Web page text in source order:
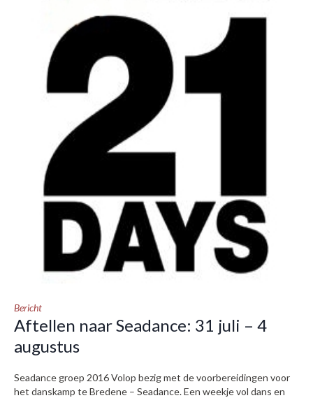
Bericht
Aftellen naar Seadance: 31 juli – 4
augustus
Seadance groep 2016 Volop bezig met de voorbereidingen voor
het danskamp te Bredene – Seadance. Een weekje vol dans en